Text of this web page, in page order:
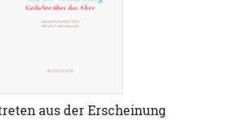
aus der Erscheinung